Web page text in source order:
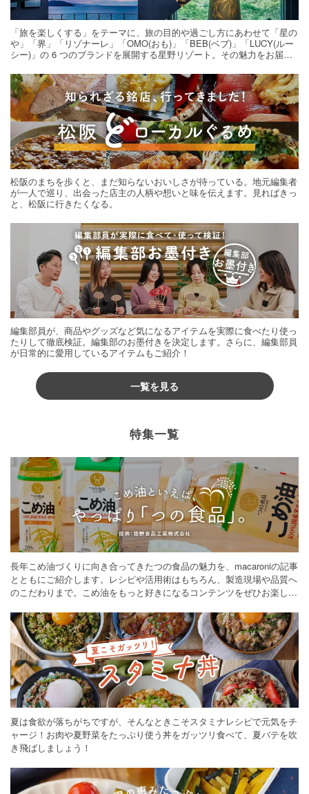
「旅を楽しくする」をテーマに、旅の目的や過ごし方にあわせて「星の
や」「界」「リゾナーレ」「OMO(おも)」「BEB(ベブ)」「LUCY(ルー
シー)」の 6 つのブランドを展開する星野リゾート。その魅力をお届け
松阪のまちを歩くと、まだ知らないおいしさが待っている。地元編集者
が一人で巡り、出会った店主の人柄や想いと味を伝えます。見ればきっ
と、松阪に行きたくなる。
編集部員が、商品やグッズなど気になるアイテムを実際に食べたり使っ
たりして徹底検証。編集部のお墨付きを決定します。さらに、編集部員
が日常的に愛用しているアイテムもご紹介！
一覧を見る
特集一覧
長年こめ油づくりに向き合ってきたつの食品の魅力を、macaroniの記事
とともにご紹介します。レシピや活用術はもちろん、製造現場や品質へ
のこだわりまで。こめ油をもっと好きになるコンテンツをぜひお楽しみ
夏は食欲が落ちがちですが、そんなときこそスタミナレシピで元気をチ
ャージ！お肉や夏野菜をたっぷり使う丼をガッツリ食べて、夏バテを吹
き飛ばしましょう！